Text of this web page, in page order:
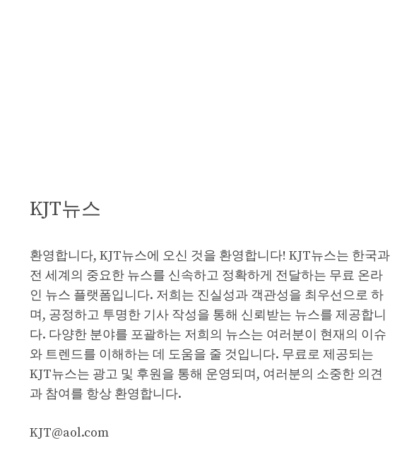
KJT뉴스
환영합니다, KJT뉴스에 오신 것을 환영합니다! KJT뉴스는 한국과
전 세계의 중요한 뉴스를 신속하고 정확하게 전달하는 무료 온라
인 뉴스 플랫폼입니다. 저희는 진실성과 객관성을 최우선으로 하
며, 공정하고 투명한 기사 작성을 통해 신뢰받는 뉴스를 제공합니
다. 다양한 분야를 포괄하는 저희의 뉴스는 여러분이 현재의 이슈
와 트렌드를 이해하는 데 도움을 줄 것입니다. 무료로 제공되는
KJT뉴스는 광고 및 후원을 통해 운영되며, 여러분의 소중한 의견
과 참여를 항상 환영합니다.
KJT@aol.com